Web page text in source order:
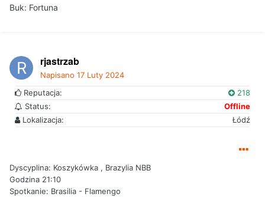
Buk: Fortuna
rjastrzab
Napisano 17 Luty 2024
Reputacja:
218
Status:
Offline
Lokalizacja:
Łódź
Dyscyplina: Koszykówka , Brazylia NBB
Godzina 21:10
Spotkanie: Brasilia - Flamengo